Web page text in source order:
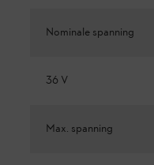
Nominale spanning
36 V
Max. spanning